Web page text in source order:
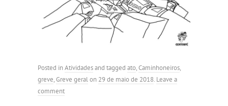
Posted inAtividadesand tagged ato,Caminhoneiros,
greve,Greve geralon 29 de maio de 2018. Leave a
comment